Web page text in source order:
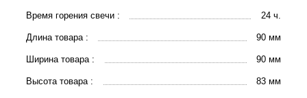
Время горения свечи : 24 ч.
Длина товара : 90 мм
Ширина товара : 90 мм
Высота товара : 83 мм